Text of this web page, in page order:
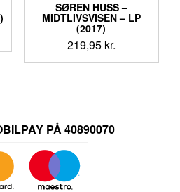
SØREN HUSS –
MIDTLIVSVISEN – LP
(2017)
219,95 kr.
PÅ 40890070